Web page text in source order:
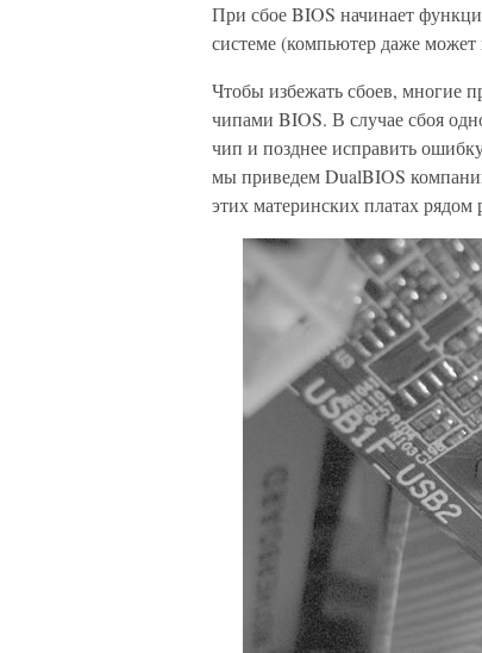
При сбое BIOS начинает
системе (компьютер даже может
Чтобы избежать сбоев, многие
чипами BIOS. В случае сбоя
чип и позднее исправить
мы приведем DualBIOS
этих материнских платах